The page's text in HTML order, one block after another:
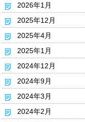
2026年1月
2025年12月
2025年4月
2025年1月
2024年12月
2024年9月
2024年3月
2024年2月